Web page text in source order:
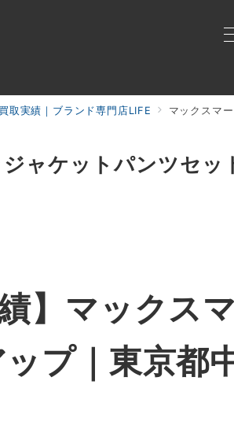
取実績｜ブランド専門店LIFE マックスマ
ャケットパンツセッ
績】マックス
プ｜東京都